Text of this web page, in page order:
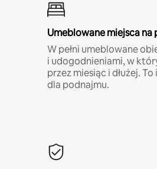
Umeblowane miejsca na
W pełni umeblowane
i udogodnieniami, w
przez miesiąc i dłużej.
dla podnajmu.